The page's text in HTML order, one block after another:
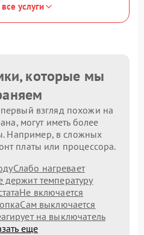
услуги
которые мы
взгляд похожи на
могут иметь более
Например, в сложных
платы или процессора.
Слабо нагревает
держит температуру
Не включается
Сам выключается
на выключатель
еще